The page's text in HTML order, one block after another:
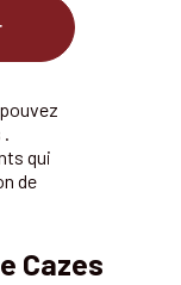
qui
de
Cazes